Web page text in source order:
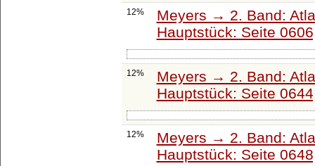
12%
Meyers → 2. Band:
Hauptstück: Seite
12%
Meyers → 2. Band:
Hauptstück: Seite
12%
Meyers → 2. Band:
Hauptstück: Seite